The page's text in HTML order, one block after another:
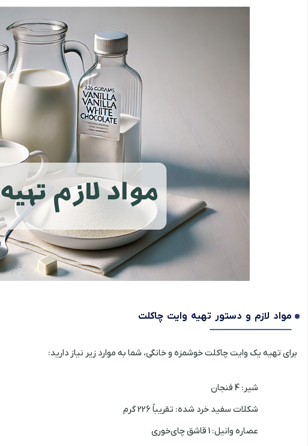
مواد لازم و دستور تهیه وایت چاکلت
برای تهیه یک وایت چاکلت خوشمزه و خانگی، شما به موارد زیر نیاز دارید:
شیر: 4 فنجان
شکلات سفید خرد شده: تقریباً 226 گرم
عصاره وانیل: 1 قاشق چای‌خوری